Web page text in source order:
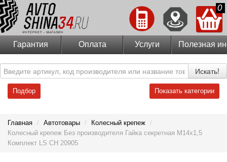
0
Гарантия Оплата Услуги Полезная
Искать!
Подбор Показать категории
Главная / Автотовары / Колесный крепеж /
Колесный крепеж Без производителя Гайка секретная M14x1,5
Комплект LS СН 20905